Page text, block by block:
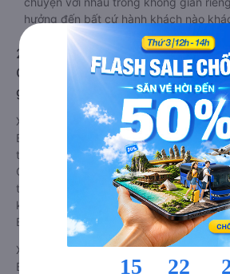
hưởng đến bất cứ hành khách nào
thế cũng trở nên hoàn hảo hơn.
2. Về chất lượng, review, đánh giá
Quảng Bình Phan Rang-Tháp
giường nằm đôi
Xe giường nằm đôi đi Phan Rang-Tháp
Bố Trạch - Quảng Bình tốt nhất được
trên đánh giá từ 1 đến 5 của khách hàng
Chất lượng xe giường nằm đôi, Đúng
trên
. Đánh giá này được
khách hàng đã trải nghiệm các hãng Xe
Bình đi Phan Rang-Tháp Chàm - Ninh
Xe giường nằm đôi đi Phan Rang-Tháp
Bố Trạch - Quảng Bình được phân loại